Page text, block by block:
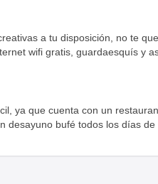
a tu disposición, no te
wifi gratis, guardaesquís y
ya que cuenta con un
bufé todos los días